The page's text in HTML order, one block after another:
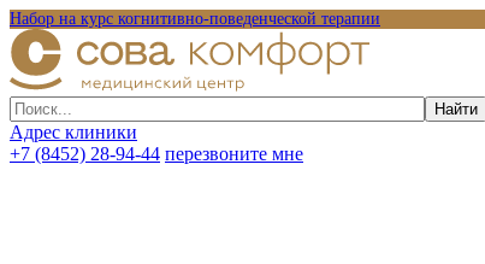
Набор на курс когнитивно-поведенческой терапии
Адрес клиники
+7 (8452) 28-94-44 перезвоните мне